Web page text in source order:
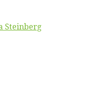
Steinberg